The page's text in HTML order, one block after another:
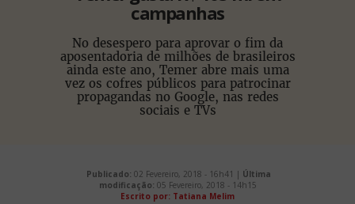
campanhas
No desespero para aprovar o fim da
aposentadoria de milhões de brasileiros
ainda este ano, Temer abre mais uma
vez os cofres públicos para patrocinar
propagandas no Google, nas redes
sociais e TVs
Publicado: 02 Fevereiro, 2018 - 16h41 | Última
modificação: 05 Fevereiro, 2018 - 14h15
Escrito por: Tatiana Melim